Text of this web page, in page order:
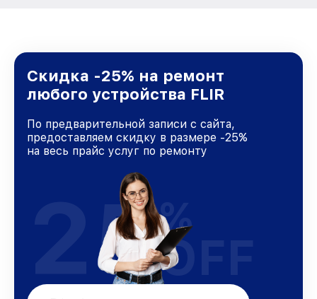
Скидка -25% на ремонт
любого устройства FLIR
По предварительной записи с сайта,
предоставляем скидку в размере -25%
на весь прайс услуг по ремонту
25%
OFF